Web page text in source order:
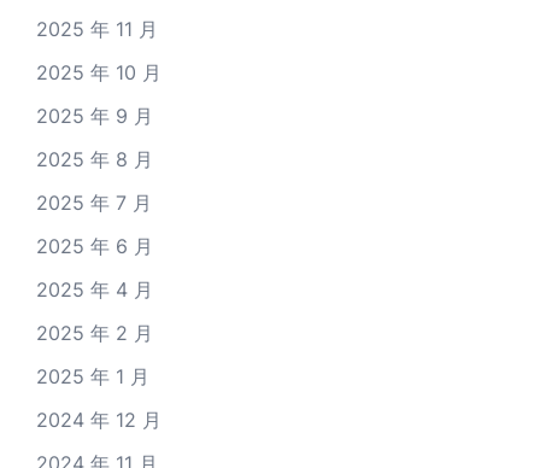
2025 年 11 月
2025 年 10 月
2025 年 9 月
2025 年 8 月
2025 年 7 月
2025 年 6 月
2025 年 4 月
2025 年 2 月
2025 年 1 月
2024 年 12 月